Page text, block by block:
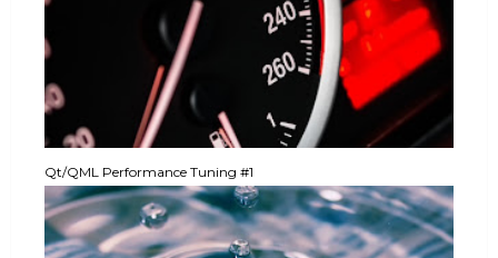
Qt/QML Performance Tuning #1